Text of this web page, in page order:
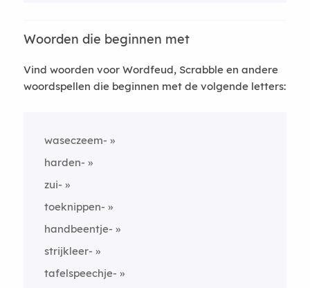
Woorden die beginnen met
Vind woorden voor Wordfeud, Scrabble en andere
woordspellen die beginnen met de volgende letters:
waseczeem-
harden-
zui-
toeknippen-
handbeentje-
strijkleer-
tafelspeechje-